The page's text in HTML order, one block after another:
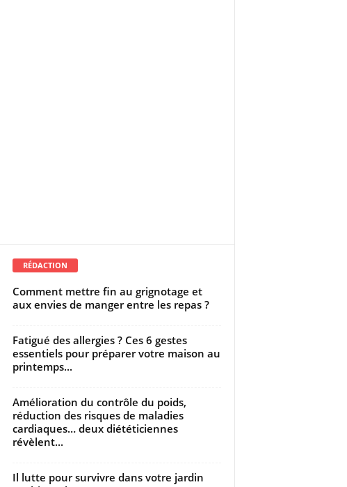
RÉDACTION
Comment mettre fin au grignotage et
aux envies de manger entre les repas ?
Fatigué des allergies ? Ces 6 gestes
essentiels pour préparer votre maison au
printemps...
Amélioration du contrôle du poids,
réduction des risques de maladies
cardiaques… deux diététiciennes
révèlent...
Il lutte pour survivre dans votre jardin